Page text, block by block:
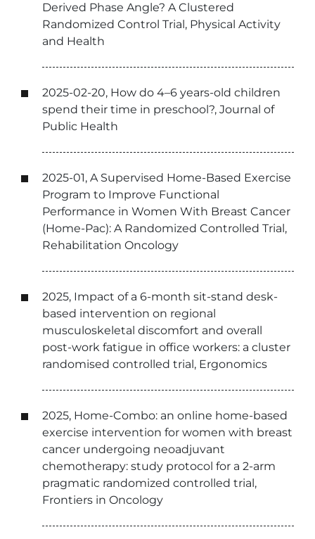
Derived Phase Angle? A Clustered
Randomized Control Trial, Physical Activity
and Health
2025-02-20, How do 4–6 years-old children
spend their time in preschool?, Journal of
Public Health
2025-01, A Supervised Home-Based Exercise
Program to Improve Functional
Performance in Women With Breast Cancer
(Home-Pac): A Randomized Controlled Trial,
Rehabilitation Oncology
2025, Impact of a 6-month sit-stand desk-
based intervention on regional
musculoskeletal discomfort and overall
post-work fatigue in office workers: a cluster
randomised controlled trial, Ergonomics
2025, Home-Combo: an online home-based
exercise intervention for women with breast
cancer undergoing neoadjuvant
chemotherapy: study protocol for a 2-arm
pragmatic randomized controlled trial,
Frontiers in Oncology